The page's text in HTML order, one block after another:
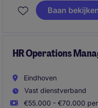
stroomlijnen,
van werken te
met verbeter-
Baan
HR Operations
Eindhoven
Vast dienstverband
€55.000 - €70.000